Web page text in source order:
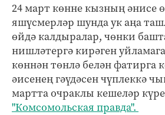
24 март көнне кызның әнисе
яшүсмерләр шунда ук аңа
өйдә калдыралар, чөнки
нишләтергә кирәген
көннән төнлә белән фатирга
әисенең гәүдәсен чүплеккә
мартта очраклы кешеләр
"Комсомольская правда".